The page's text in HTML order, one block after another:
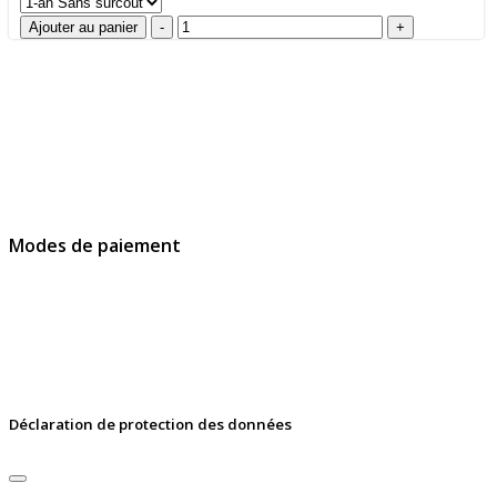
Modes de paiement
Déclaration de protection des données